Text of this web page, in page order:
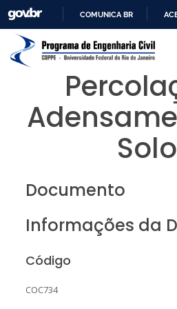
PARA
COMUNICA BR
Documento
Informações da
Código
COC734